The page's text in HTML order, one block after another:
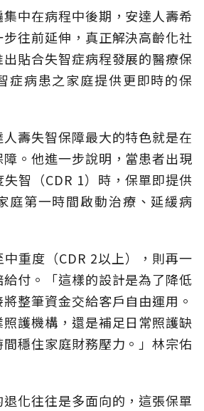
中在病程中後期，安達人壽希
往前延伸，真正解決高齡化社
貼合失智症病程發展的醫療保
症病患之家庭提供更即時的保
壽失智保障最大的特色就是在
。他進一步說明，當患者出現
智（CDR 1）時，保單即提供
庭第一時間啟動治療、延緩病
重度（CDR 2以上），則再一
付。「這樣的設計是為了降低
整筆資金交給客戶自由運用。
護機構，還是補足日常照護缺
穩住家庭財務壓力。」林宗佑
化往往是多面向的，這張保單